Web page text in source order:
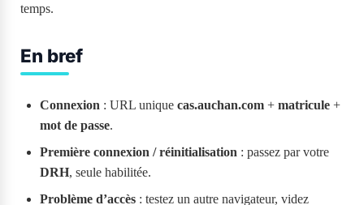
temps.
En bref
Connexion : URL unique cas.auchan.com + matricule +
mot de passe.
Première connexion / réinitialisation : passez par votre
DRH, seule habilitée.
Problème d’accès : testez un autre navigateur, videz